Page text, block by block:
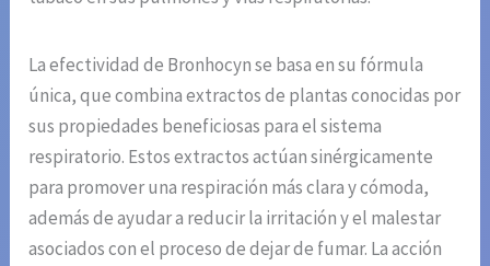
La efectividad de Bronhocyn se basa en su fórmula
única, que combina extractos de plantas conocidas por
sus propiedades beneficiosas para el sistema
respiratorio. Estos extractos actúan sinérgicamente
para promover una respiración más clara y cómoda,
además de ayudar a reducir la irritación y el malestar
asociados con el proceso de dejar de fumar. La acción